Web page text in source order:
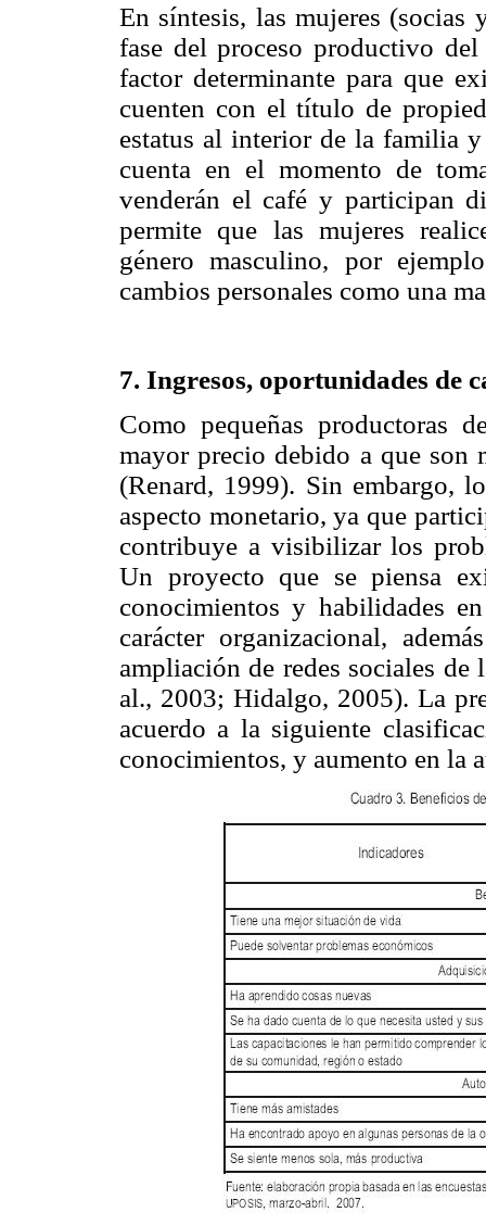
En síntesis, las mujeres (socias
fase del proceso productivo
factor determinante para que
cuenten con el título de
estatus al interior de la familia
cuenta en el momento de
venderán el café y participan
permite que las mujeres
género masculino, por
cambios personales como una
7. Ingresos, oportunidades de
Como pequeñas productoras
mayor precio debido a que son
(Renard, 1999). Sin embargo,
aspecto monetario, ya que
contribuye a visibilizar los
Un proyecto que se piensa
conocimientos y habilidades
carácter organizacional,
ampliación de redes sociales
al., 2003; Hidalgo, 2005). La
acuerdo a la siguiente
conocimientos, y aumento en la